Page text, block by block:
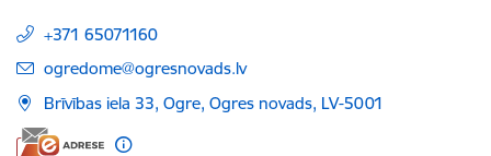
+371 65071160
E-pasts:
ogredome@ogresnovads.lv
Brīvības iela 33, Ogre, Ogres novads, LV-5001